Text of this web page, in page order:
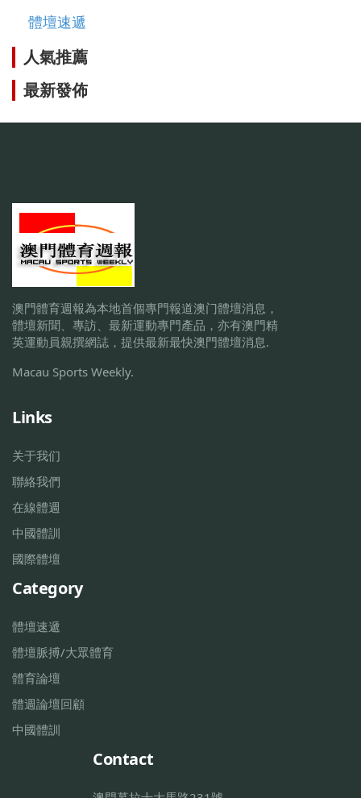
體壇速遞
人氣推薦
最新發佈
澳門體育週報為本地首個專門報道澳门體壇消息，
體壇新聞、專訪、最新運動專門產品，亦有澳門精
英運動員親撰網誌，提供最新最快澳門體壇消息.
Macau Sports Weekly.
Links
关于我们
聯絡我們
在線體週
中國體訓
國際體壇
Category
體壇速遞
體壇脈搏/大眾體育
體育論壇
體週論壇回顧
中國體訓
Contact